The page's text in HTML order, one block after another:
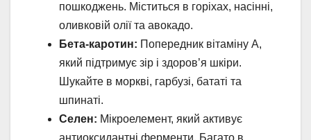
пошкоджень. Міститься в горіхах, насінні,
оливковій олії та авокадо.
Бета-каротин: Попередник вітаміну A,
який підтримує зір і здоров’я шкіри.
Шукайте в моркві, гарбузі, бататі та
шпинаті.
Селен: Мікроелемент, який активує